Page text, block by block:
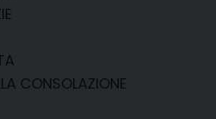
CONSOLAZIONE